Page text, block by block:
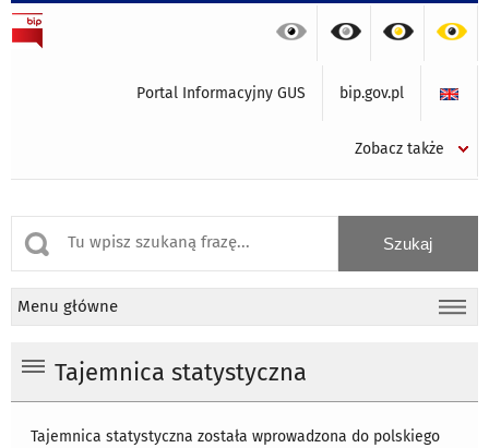
Portal Informacyjny GUS bip.gov.pl
Zobacz także
Menu główne
Tajemnica statystyczna
Tajemnica statystyczna została wprowadzona do polskiego